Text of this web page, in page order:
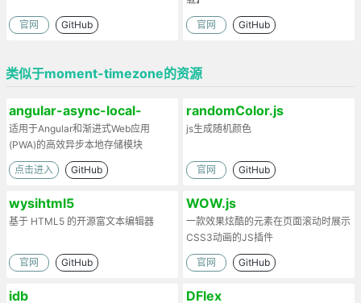
官网 GitHub 官网 GitHub
类似于moment-timezone的资源
angular-async-local-
storage
适用于Angular和渐进式Web应用
(PWA)的高效异步本地存储模块
点击进入 GitHub
randomColor.js
js生成随机颜色
官网 GitHub
wysihtml5
基于 HTML5 的开源富文本编辑器
官网 GitHub
WOW.js
一款效果炫酷的元素在页面滚动时展示
CSS3动画的JS插件
官网 GitHub
idb DFlex